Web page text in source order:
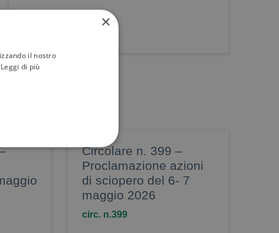
Circolare n. 399 –
Proclamazione azioni
di sciopero del 6- 7
maggio 2026
circ. n.399
×
il nostro
Leggi di più
utilizzati per scopi